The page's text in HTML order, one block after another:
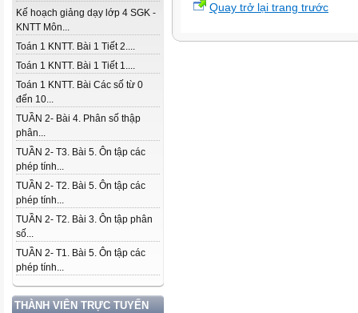
Kế hoạch giảng dạy lớp 4 SGK -
KNTT Môn...
Toán 1 KNTT. Bài 1 Tiết 2....
Toán 1 KNTT. Bài 1 Tiết 1....
Toán 1 KNTT. Bài Các số từ 0
đến 10...
TUẦN 2- Bài 4. Phân số thập
phân...
TUẦN 2- T3. Bài 5. Ôn tập các
phép tính...
TUẦN 2- T2. Bài 5. Ôn tập các
phép tính...
TUẦN 2- T2. Bài 3. Ôn tập phân
số...
TUẦN 2- T1. Bài 5. Ôn tập các
phép tính...
THÀNH VIÊN TRỰC TUYẾN
Quay trở lại trang trước